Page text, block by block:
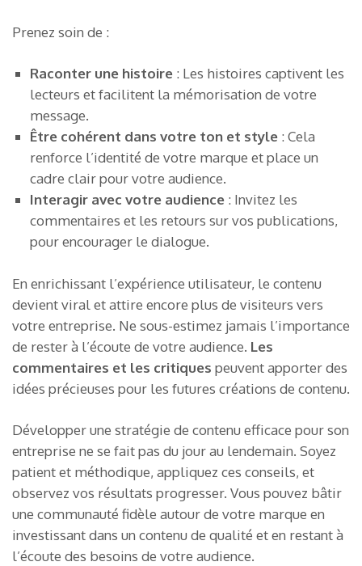
Prenez soin de :
Raconter une histoire : Les histoires captivent les
lecteurs et facilitent la mémorisation de votre
message.
Être cohérent dans votre ton et style : Cela
renforce l’identité de votre marque et place un
cadre clair pour votre audience.
Interagir avec votre audience : Invitez les
commentaires et les retours sur vos publications,
pour encourager le dialogue.
En enrichissant l’expérience utilisateur, le contenu
devient viral et attire encore plus de visiteurs vers
votre entreprise. Ne sous-estimez jamais l’importance
de rester à l’écoute de votre audience. Les
commentaires et les critiques peuvent apporter des
idées précieuses pour les futures créations de contenu.
Développer une stratégie de contenu efficace pour son
entreprise ne se fait pas du jour au lendemain. Soyez
patient et méthodique, appliquez ces conseils, et
observez vos résultats progresser. Vous pouvez bâtir
une communauté fidèle autour de votre marque en
investissant dans un contenu de qualité et en restant à
l’écoute des besoins de votre audience.